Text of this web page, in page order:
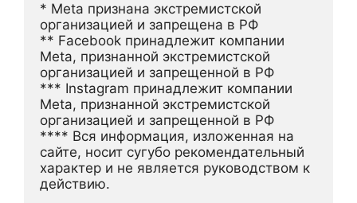
* Meta признана экстремистской
организацией и запрещена в РФ
** Facebook принадлежит компании
Meta, признанной экстремистской
организацией и запрещенной в РФ
*** Instagram принадлежит компании
Meta, признанной экстремистской
организацией и запрещенной в РФ
**** Вся информация, изложенная на
сайте, носит сугубо рекомендательный
характер и не является руководством к
действию.